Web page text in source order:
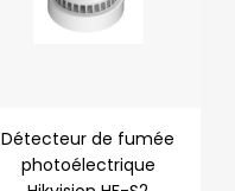
Détecteur de fumée
photoélectrique